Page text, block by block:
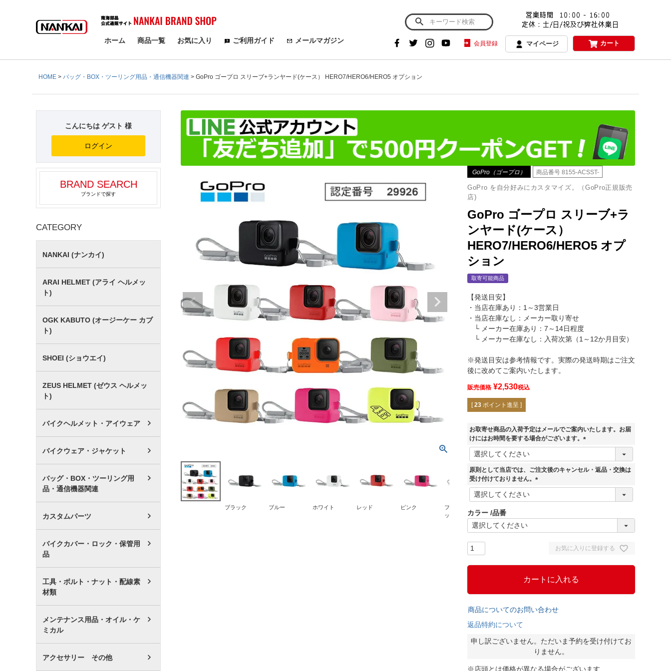
検索
ホーム 商品一覧 お気に入り ご利用ガイド メールマガジン 会員登録 マイページ カート
HOME バッグ・BOX・ツーリング用品・通信機器関連 GoPro ゴープロ スリーブ+ランヤード(ケース） HERO7/HERO6/HERO5 オプション
こんにちは ゲスト 様
ログイン
BRAND SEARCH
ブランドで探す
CATEGORY
NANKAI (ナンカイ)
ARAI HELMET (アライ ヘルメッ
ト)
OGK KABUTO (オージーケー カブ
ト)
SHOEI (ショウエイ)
ZEUS HELMET (ゼウス ヘルメッ
ト)
バイクヘルメット・アイウェア
バイクウェア・ジャケット
バッグ・BOX・ツーリング用
品・通信機器関連
カスタムパーツ
バイクカバー・ロック・保管用
品
工具・ボルト・ナット・配線素
材類
メンテナンス用品・オイル・ケ
ミカル
アクセサリー その他
ブラック
ブラック ブルー ホワイト レッド ピンク
ファイヤークラ
ッカーレッド
ジ
GoPro（ゴープロ） 商品番号 8155-ACSST-
GoPro を自分好みにカスタマイズ。（GoPro正規販売
店)
GoPro ゴープロ スリーブ+ラ
ンヤード(ケース）
HERO7/HERO6/HERO5 オプ
ション
取寄可能商品
【発送目安】
・当店在庫あり：1～3営業日
・当店在庫なし：メーカー取り寄せ
└ メーカー在庫あり：7～14日程度
└ メーカー在庫なし：入荷次第（1～12か月目安）
※発送目安は参考情報です。実際の発送時期はご注文
後に改めてご案内いたします。
販売価格 ¥2,530税込
[ 23 ポイント進呈 ]
お取寄せ商品の入荷予定はメールでご案内いたします。お届
けにはお時間を要する場合がございます。
(
須
原則として当店では、ご注文後のキャンセル・返品・交換は
受け付けておりません。
(
)
カラー 品番
お気に入りに登録する
カートに入れる
商品についてのお問い合わせ
返品特約について
申し訳ございません。ただいま予約を受け付けてお
りません。
※店頭とは価格が異なる場合がございます